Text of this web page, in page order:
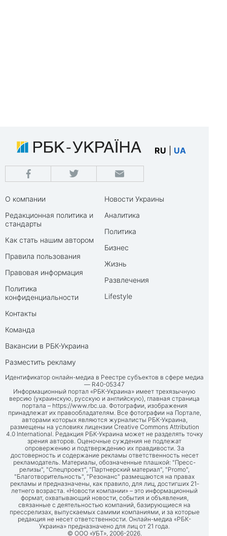
RU UA
О компании
Редакционная политика и
стандарты
Как стать нашим автором
Правила пользования
Правовая информация
Политика
конфиденциальности
Контакты
Команда
Вакансии в РБК-Украина
Разместить рекламу
Новости Украины
Аналитика
Политика
Бизнес
Жизнь
Развлечения
Lifestyle
Идентификатор онлайн-медиа в Реестре субъектов в сфере медиа
— R40-05347
Информационный портал «РБК-Украина» имеет трехязычную
версию (украинскую, русскую и английскую), главная страница
портала – https://www.rbc.ua. Фотографии, изображения
принадлежат их правообладателям. Все фотографии на Портале,
авторами которых являются журналисты РБК-Украина,
размещены на условиях лицензии Creative Commons Attribution
4.0 International. Редакция РБК-Украина может не разделять точку
зрения авторов. Оценочные суждения не подлежат
опровержению и подтверждению их правдивости. За
достоверность и содержание рекламы ответственность несет
рекламодатель. Материалы, обозначенные плашкой: "Пресс-
релизы", "Спецпроект", "Партнерский материал", "Promo",
"Благотворительность", "Резонанс" размещаются на правах
рекламы и предназначены, как правило, для лиц, достигших 21-
летнего возраста. «Новости компании» – это информационный
формат, охватывающий новости, события и объявления,
связанные с деятельностью компаний, базирующиеся на
прессрелизах, выпускаемых самими компаниями, и за которые
редакция не несет ответственности. Онлайн-медиа «РБК-
Украина» предназначено для лиц от 21 года.
© ООО «УБТ», 2006-2026.